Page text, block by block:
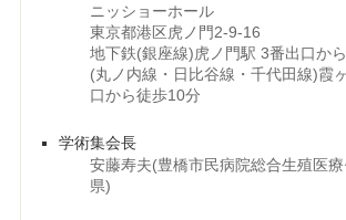
ニッショーホール
東京都港区虎ノ門2-9-16
地下鉄(銀座線)虎ノ門駅 3番出口か
(丸ノ内線・日比谷線・千代田線)霞
口から徒歩10分
学術集会長
安藤寿夫(豊橋市民病院総合生殖医
県)